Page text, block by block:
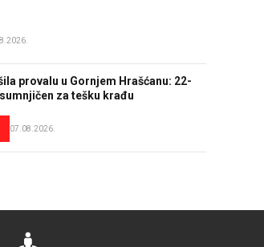
provalu u Gornjem Hrašćanu: 22-
za tešku krađu
07.08.2026.
